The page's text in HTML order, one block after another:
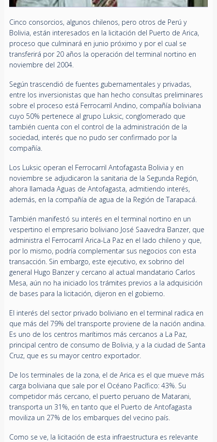
Cinco consorcios, algunos chilenos, pero otros de Perú y
Bolivia, están interesados en la licitación del Puerto de Arica,
proceso que culminará en junio próximo y por el cual se
transferirá por 20 años la operación del terminal nortino en
noviembre del 2004.
Según trascendió de fuentes gubernamentales y privadas,
entre los inversionistas que han hecho consultas preliminares
sobre el proceso está Ferrocarril Andino, compañía boliviana
cuyo 50% pertenece al grupo Luksic, conglomerado que
también cuenta con el control de la administración de la
sociedad, interés que no pudo ser confirmado por la
compañía.
Los Luksic operan el Ferrocarril Antofagasta Bolivia y en
noviembre se adjudicaron la sanitaria de la Segunda Región,
ahora llamada Aguas de Antofagasta, admitiendo interés,
además, en la compañía de agua de la Región de Tarapacá.
También manifestó su interés en el terminal nortino en un
vespertino el empresario boliviano José Saavedra Banzer, que
administra el Ferrocarril Arica-La Paz en el lado chileno y que,
por lo mismo, podría complementar sus negocios con esta
transacción. Sin embargo, este ejecutivo, ex sobrino del
general Hugo Banzer y cercano al actual mandatario Carlos
Mesa, aún no ha iniciado los trámites previos a la adquisición
de bases para la licitación, dijeron en el gobierno.
El interés del sector privado boliviano en el terminal radica en
que más del 79% del transporte proviene de la nación andina.
Es uno de los centros marítimos más cercanos a La Paz,
principal centro de consumo de Bolivia, y a la ciudad de Santa
Cruz, que es su mayor centro exportador.
De los terminales de la zona, el de Arica es el que mueve más
carga boliviana que sale por el Océano Pacífico: 43%. Su
competidor más cercano, el puerto peruano de Matarani,
transporta un 31%, en tanto que el Puerto de Antofagasta
moviliza un 27% de los embarques del vecino país.
Como se ve, la licitación de esta infraestructura es relevante